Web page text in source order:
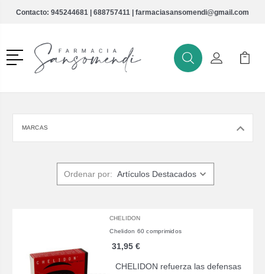
Contacto: 945244681 | 688757411 | farmaciasansomendi@gmail.com
Menú
BuscarMi Cuenta
Mi
MARCAS
Ordenar por:
CHELIDON
Chelidon 60 comprimidos
31,95 €
CHELIDON refuerza las defensas